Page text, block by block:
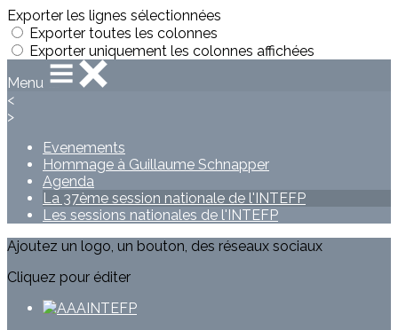
Exporter les lignes sélectionnées
Exporter toutes les colonnes
Exporter uniquement les colonnes affichées
Menu
<
>
Evenements
Hommage à Guillaume Schnapper
Agenda
La 37ème session nationale de l'INTEFP
Les sessions nationales de l'INTEFP
Ajoutez un logo, un bouton, des réseaux sociaux
Cliquez pour éditer